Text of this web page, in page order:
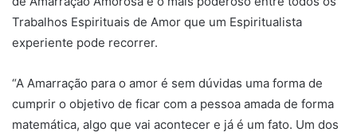
Trabalhos Espirituais de Amor que um Espiritualista
experiente pode recorrer.
“A Amarração para o amor é sem dúvidas uma forma de
cumprir o objetivo de ficar com a pessoa amada de forma
matemática, algo que vai acontecer e já é um fato. Um dos